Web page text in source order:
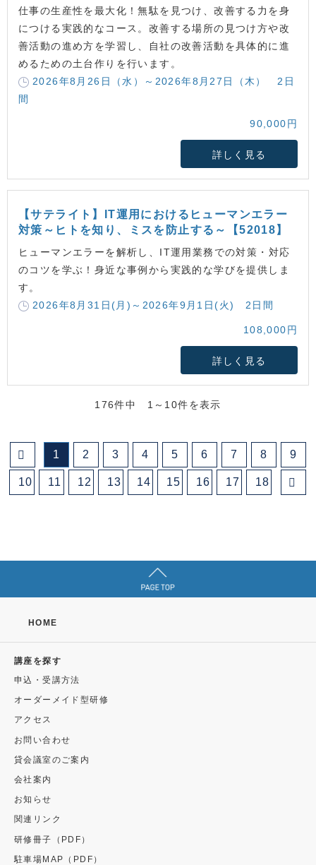
仕事の生産性を最大化！無駄を見つけ、改善する力を身
につける実践的なコース。改善する場所の見つけ方や改
善活動の進め方を学習し、自社の改善活動を具体的に進
めるための土台作りを行います。
2026年8月26日（水）～2026年8月27日（木） 2日
間
90,000円
詳しく見る
【サテライト】IT運用におけるヒューマンエラー
対策～ヒトを知り、ミスを防止する～【52018】
ヒューマンエラーを解析し、IT運用業務での対策・対応
のコツを学ぶ！身近な事例から実践的な学びを提供しま
す。
2026年8月31日(月)～2026年9月1日(火) 2日間
108,000円
詳しく見る
176件中 1～10件を表示
1 2 3 4 5 6 7 8 9
10 11 12 13 14 15 16 17 18
HOME
講座を探す
申込・受講方法
オーダーメイド型研修
アクセス
お問い合わせ
貸会議室のご案内
会社案内
お知らせ
関連リンク
研修冊子（PDF）
駐車場MAP（PDF）